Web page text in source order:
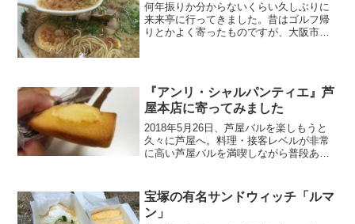
何年振りか分からないくらい久しぶりに
来来亭に行ってきました。昔はゴルフ帰
りとかよく寄ったものですが、大阪市内
『アンリ・シャルパンティエ』芦
屋本店に寄ってみました
2018年5月26日、芦屋バルを楽しもうと
久々に芦屋へ。料理・接客レベルが非常
に高い芦屋バルを満喫しながら普段あま
ンリ・シャルパンティ』の芦屋本店を見
つけたのでバルには...
宝塚の有名サンドウィッチ「ルマ
ン」